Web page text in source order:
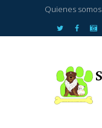
Quienes somos